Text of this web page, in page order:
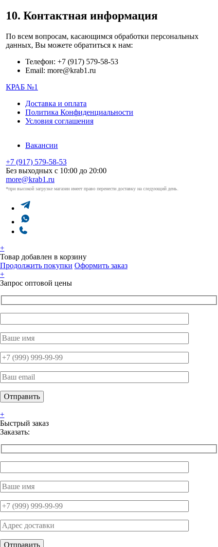
10. Контактная информация
По всем вопросам, касающимся обработки персональных
данных, Вы можете обратиться к нам:
Телефон: +7 (917) 579-58-53
Email: more@krab1.ru
КРАБ №1
Доставка и оплата
Политика Конфиденциальности
Условия соглашения
Вакансии
+7 (917) 579-58-53
Без выходных с 10:00 до 20:00
more@krab1.ru
*при высокой загрузке магазин имеет право перенести доставку на следующий день.
+
Товар добавлен в корзину
Продолжить покупки Оформить заказ
+
Запрос оптовой цены
+
Быстрый заказ
Заказать: